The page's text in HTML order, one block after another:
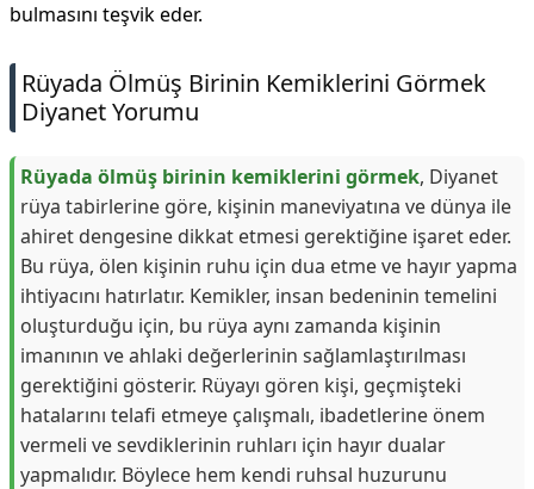
bulmasını teşvik eder.
Rüyada Ölmüş Birinin Kemiklerini Görmek
Diyanet Yorumu
Rüyada ölmüş birinin kemiklerini görmek, Diyanet
rüya tabirlerine göre, kişinin maneviyatına ve dünya ile
ahiret dengesine dikkat etmesi gerektiğine işaret eder.
Bu rüya, ölen kişinin ruhu için dua etme ve hayır yapma
ihtiyacını hatırlatır. Kemikler, insan bedeninin temelini
oluşturduğu için, bu rüya aynı zamanda kişinin
imanının ve ahlaki değerlerinin sağlamlaştırılması
gerektiğini gösterir. Rüyayı gören kişi, geçmişteki
hatalarını telafi etmeye çalışmalı, ibadetlerine önem
vermeli ve sevdiklerinin ruhları için hayır dualar
yapmalıdır. Böylece hem kendi ruhsal huzurunu